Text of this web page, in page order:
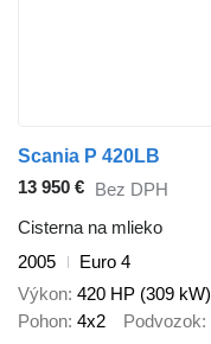
Scania P 420LB
13 950 € Bez DPH
Cisterna na mlieko
2005
Euro 4
Výkon 420 HP (309 kW)
Pohon 4x2 Podvozok